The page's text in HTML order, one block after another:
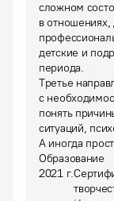
сложном
в
детские и
периода.
Третье
с
понять
ситуаций,
А иногда
Образование
2021г.